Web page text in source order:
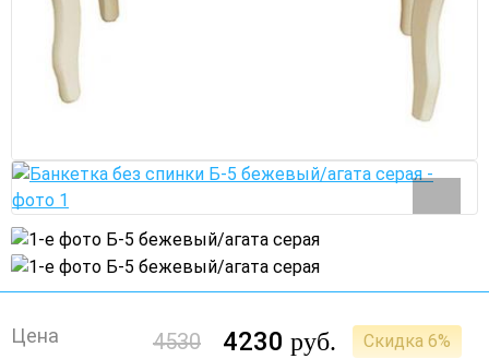
Цена 4530 4230 руб. Скидка 6%